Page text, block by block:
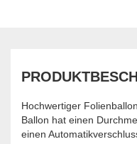
Hochwertiger
Ballon hat einen
einen